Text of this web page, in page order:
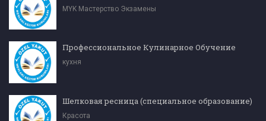
MYK Мастерство Экзамены
Профессиональное Кулинарное Обучение
кухня
Шелковая ресница (специальное образование)
Красота